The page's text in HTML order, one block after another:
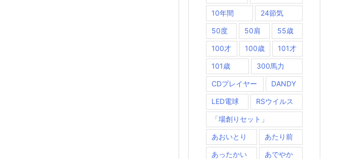
10年間 24節気
50度 50肩 55歳
100才 100歳 101才
101歳 300馬力
CDプレイヤー DANDY
LED電球 RSウイルス
「場創りセット」
あおいとり あたり前
あったかい あでやか